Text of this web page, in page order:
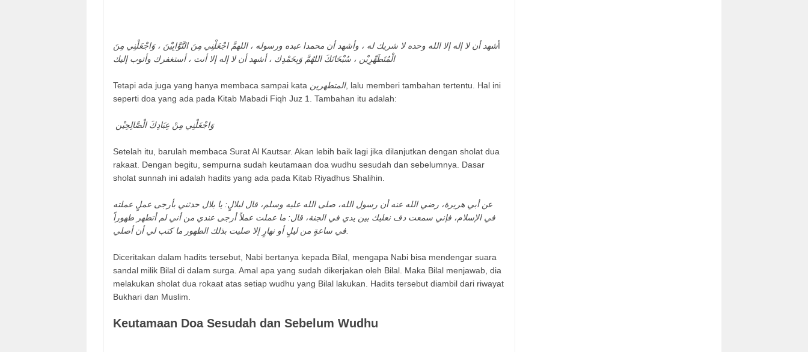
أشهد أن لا إله إلا الله وحده لا شريك له ، وأشهد أن محمدا عبده ورسوله ، اللهمَّ اجْعَلْنِي مِنَ التَّوَّابِيْنَ ، وَاجْعَلْنِي مِنَ
الْمُتَطَهِّرِيْن ، سُبْحَانَكَ اللهُمَّ وَبِحَمْدِك ، أشهد أن لا إله إلا أنت ، أستغفرك وأتوب إليك
Tetapi ada juga yang hanya membaca sampai kata المتطهرين, lalu memberi tambahan tertentu. Hal ini
seperti doa yang ada pada Kitab Mabadi Fiqh Juz 1. Tambahan itu adalah:
وَاجْعَلْنِي مِنْ عِبَادِكَ الْصَّالِحِيْن
Setelah itu, barulah membaca Surat Al Kautsar. Akan lebih baik lagi jika dilanjutkan dengan sholat dua
rakaat. Dengan begitu, sempurna sudah keutamaan doa wudhu sesudah dan sebelumnya. Dasar
sholat sunnah ini adalah hadits yang ada pada Kitab Riyadhus Shalihin.
عن أبي هريرة، رضي الله عنه أن رسول الله، صلى الله عليه وسلم، قال لبلالٍ: يا بلال حدثني بأرجى عملٍ عملته
في الإسلام، فإني سمعت دف نعليك بين يدي في الجنة، قال: ما عملت عملاً أرجى عندي من أني لم أتطهر طهوراً
Diceritakan dalam hadits tersebut, Nabi bertanya kepada Bilal, mengapa Nabi bisa mendengar suara
sandal milik Bilal di dalam surga. Amal apa yang sudah dikerjakan oleh Bilal. Maka Bilal menjawab, dia
melakukan sholat dua rokaat atas setiap wudhu yang Bilal lakukan. Hadits tersebut diambil dari riwayat
Bukhari dan Muslim.
Keutamaan Doa Sesudah dan Sebelum Wudhu